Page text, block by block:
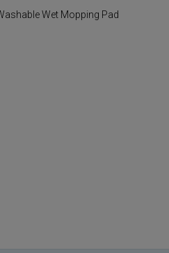
Wet Mopping Pad